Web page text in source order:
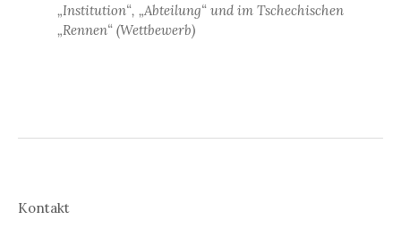
„Institution“, „Abteilung“ und im Tschechischen
„Rennen“ (Wettbewerb)
Kontakt